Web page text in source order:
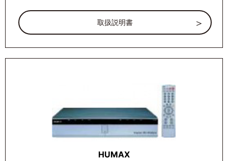
取扱説明書
HUMAX